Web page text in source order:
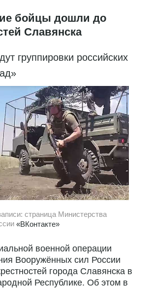
бойцы дошли до
Славянска
группировки российских
страница Министерства
«ВКонтакте»
военной операции
Вооружённых сил России
города Славянска в
Республике. Об этом в